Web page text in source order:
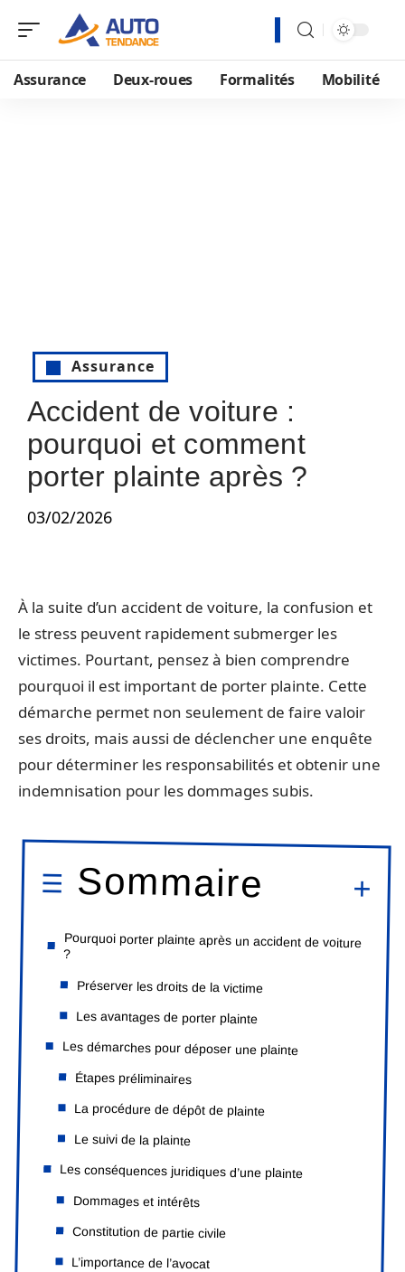
Assurance Deux-roues Formalités Mobilité
Assurance
Accident de voiture :
pourquoi et comment
porter plainte après ?
03/02/2026
À la suite d’un accident de voiture, la confusion et
le stress peuvent rapidement submerger les
victimes. Pourtant, pensez à bien comprendre
pourquoi il est important de porter plainte. Cette
démarche permet non seulement de faire valoir
ses droits, mais aussi de déclencher une enquête
pour déterminer les responsabilités et obtenir une
indemnisation pour les dommages subis.
Sommaire
Pourquoi porter plainte après un accident de voiture
?
Préserver les droits de la victime
Les avantages de porter plainte
Les démarches pour déposer une plainte
Étapes préliminaires
La procédure de dépôt de plainte
Le suivi de la plainte
Les conséquences juridiques d’une plainte
Dommages et intérêts
Constitution de partie civile
L’importance de l’avocat